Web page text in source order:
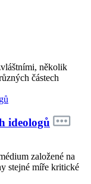
několik
částech
ideologů
založené na
stejné míře kritické